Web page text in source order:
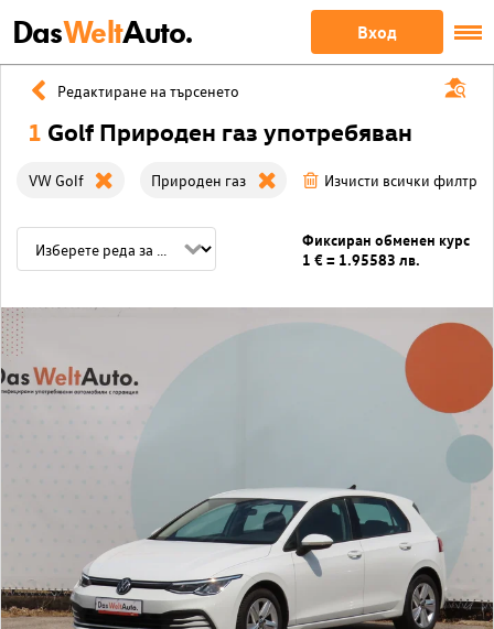
DasWeltAuto. Вход
Редактиране на търсенето
1 Golf Природен газ употребяван
VW Golf Природен газ Изчисти всички филтри
Фиксиран обменен курс
1 € = 1.95583 лв.